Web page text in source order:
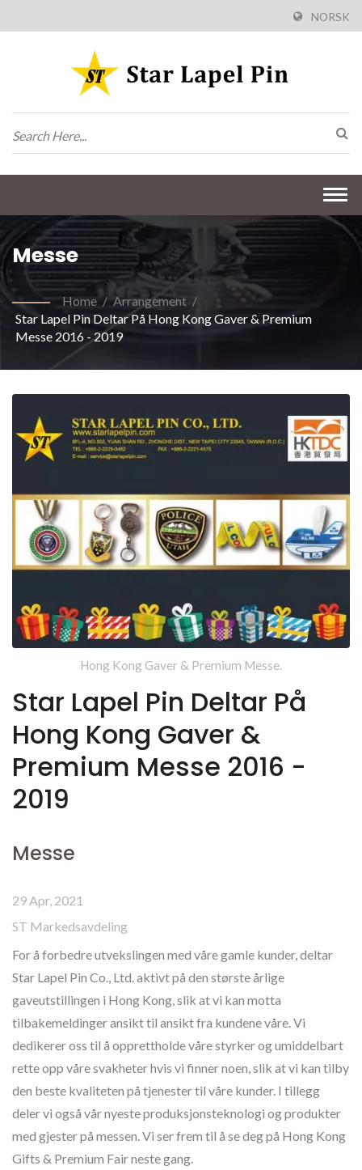
NORSK
Messe
Home / Arrangement /
Star Lapel Pin Deltar På Hong Kong Gaver & Premium
Messe 2016 - 2019
Hong Kong Gaver & Premium Messe.
Star Lapel Pin Deltar På
Hong Kong Gaver &
Premium Messe 2016 -
2019
Messe
29 Apr, 2021
ST Markedsavdeling
For å forbedre utvekslingen med våre gamle kunder, deltar
Star Lapel Pin Co., Ltd. aktivt på den største årlige
gaveutstillingen i Hong Kong, slik at vi kan motta
tilbakemeldinger ansikt til ansikt fra kundene våre. Vi
dedikerer oss til å opprettholde våre styrker og umiddelbart
rette opp våre svakheter hvis vi finner noen, slik at vi kan tilby
den beste kvaliteten på tjenester til våre kunder. I tillegg
deler vi også vår nyeste produksjonsteknologi og produkter
med gjester på messen. Vi ser frem til å se deg på Hong Kong
Gifts & Premium Fair neste gang.